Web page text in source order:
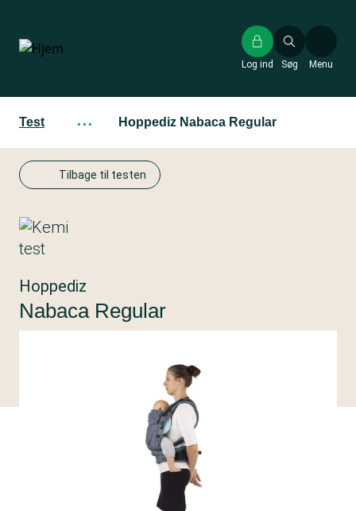
hovedindhold
Søg
Log ind Menu
Test ··· Hoppediz Nabaca Regular
Tilbage til testen
Hoppediz
Nabaca Regular